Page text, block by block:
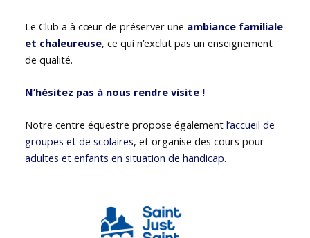
Le Club a à cœur de préserver une ambiance familiale
et chaleureuse, ce qui n’exclut pas un enseignement
de qualité.
N’hésitez pas à nous rendre visite !
Notre centre équestre propose égalementl’accueil de
groupes et de scolaires, et organise des cours pour
adultes et enfants en situation de handicap.